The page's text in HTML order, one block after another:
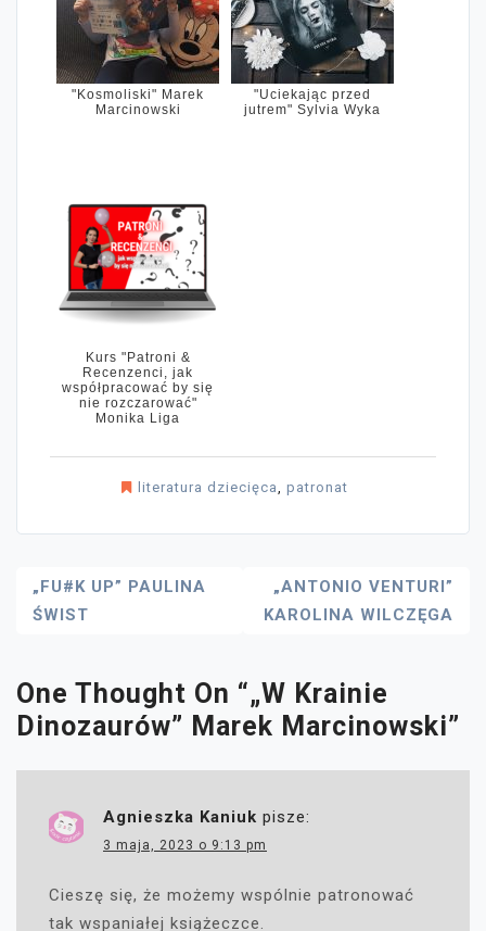
"Kosmoliski" Marek
Marcinowski
"Uciekając przed
jutrem" Sylvia Wyka
Kurs "Patroni &
Recenzenci, jak
współpracować by się
nie rozczarować"
Monika Liga
literatura dziecięca, patronat
Nawigacja
Wpisu
„FU#K UP” PAULINA
ŚWIST
„ANTONIO VENTURI”
KAROLINA WILCZĘGA
One Thought On “„W Krainie
Dinozaurów” Marek Marcinowski”
Agnieszka Kaniuk pisze:
3 maja, 2023 o 9:13 pm
Cieszę się, że możemy wspólnie patronować
tak wspaniałej książeczce.